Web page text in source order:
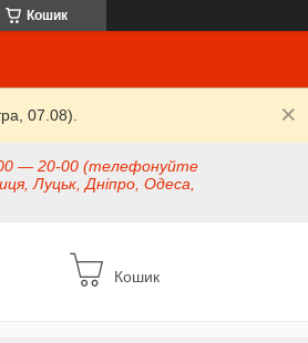
Кошик
07.08).
00 — 20-00 (телефонуйте
Луцьк, Дніпро, Одеса,
Кошик